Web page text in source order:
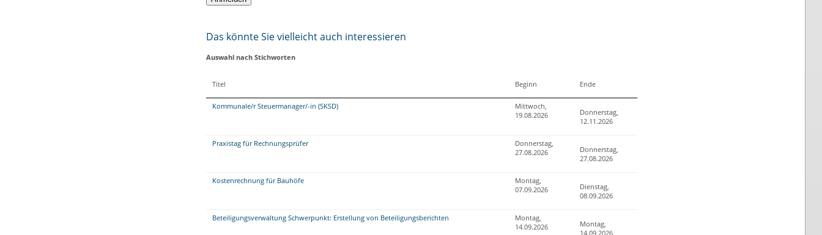
Das könnte Sie vielleicht auch interessieren
Auswahl nach Stichworten
Titel Beginn Ende
Kommunale/r Steuermanager/-in (SKSD)
Mittwoch,
19.08.2026
Donnerstag,
12.11.2026
Praxistag für Rechnungsprüfer
Donnerstag,
27.08.2026
Donnerstag,
27.08.2026
Kostenrechnung für Bauhöfe
Montag,
07.09.2026
Dienstag,
08.09.2026
Beteiligungsverwaltung Schwerpunkt: Erstellung von Beteiligungsberichten
Montag,
14.09.2026
Montag,
14.09.2026